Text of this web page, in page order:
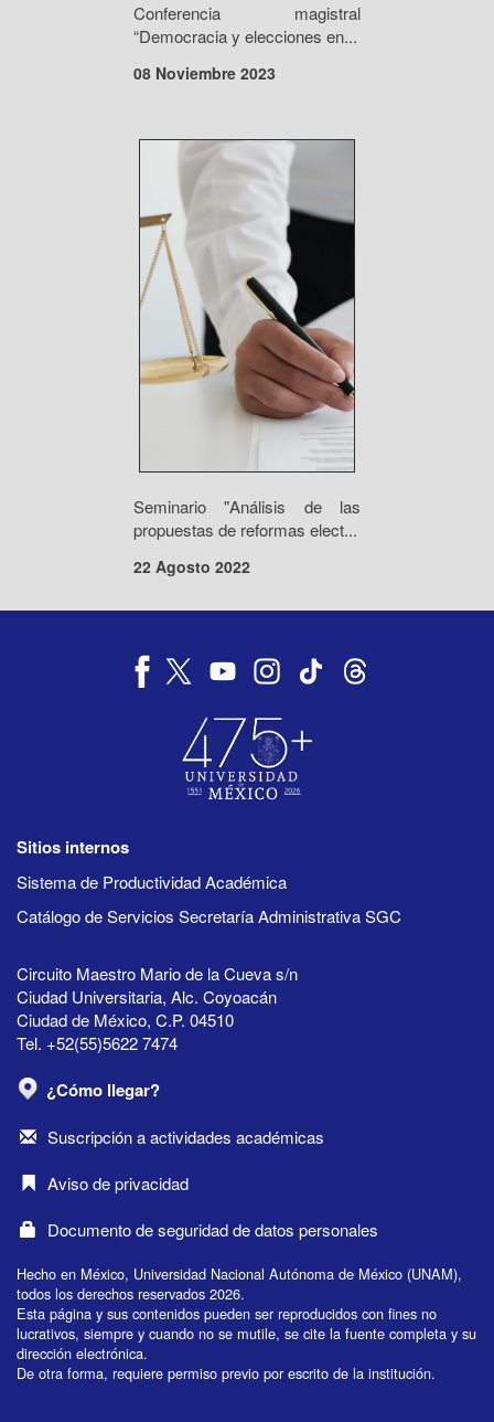
Conferencia magistral
“Democracia y elecciones en...
08 Noviembre 2023
Seminario "Análisis de las
propuestas de reformas elect...
22 Agosto 2022
Sitios internos
Sistema de Productividad Académica
Catálogo de Servicios Secretaría Administrativa SGC
Circuito Maestro Mario de la Cueva s/n
Ciudad Universitaria, Alc. Coyoacán
Ciudad de México, C.P. 04510
Tel. +52(55)5622 7474
¿Cómo llegar?
Suscripción a actividades académicas
Aviso de privacidad
Documento de seguridad de datos personales
Hecho en México, Universidad Nacional Autónoma de México (UNAM),
todos los derechos reservados 2026.
Esta página y sus contenidos pueden ser reproducidos con fines no
lucrativos, siempre y cuando no se mutile, se cite la fuente completa y su
dirección electrónica.
De otra forma, requiere permiso previo por escrito de la institución.